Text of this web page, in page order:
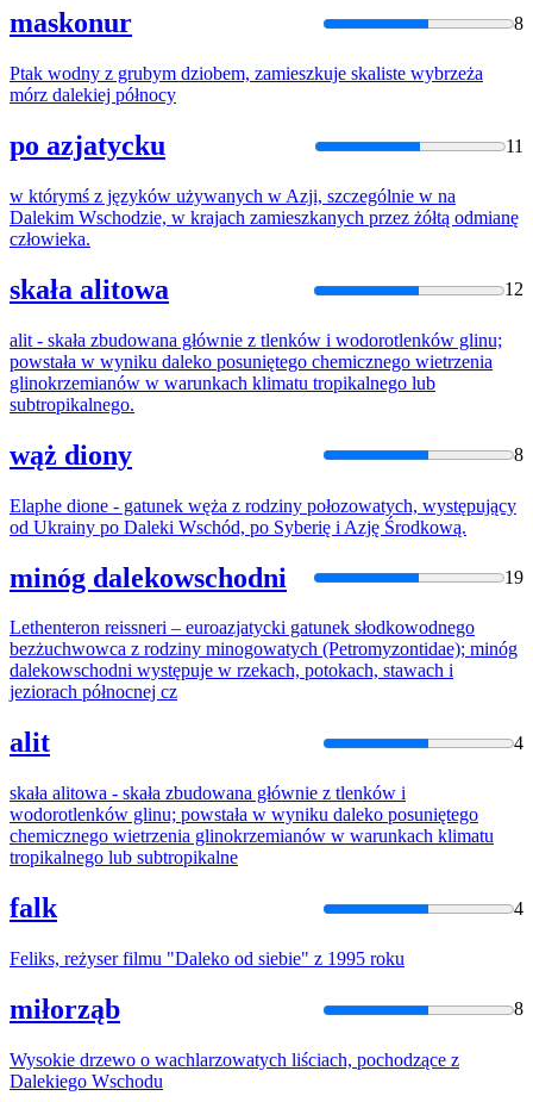
maskonur 8
Ptak wodny z grubym dziobem, zamieszkuje skaliste wybrzeża
mórz dalekiej północy
po azjatycku 11
w którymś z języków używanych w Azji, szczególnie w na
Dalekim Wschodzie, w krajach zamieszkanych przez żółtą odmianę
człowieka.
skała alitowa 12
alit - skała zbudowana głównie z tlenków i wodorotlenków glinu;
powstała w wyniku daleko posuniętego chemicznego wietrzenia
glinokrzemianów w warunkach klimatu tropikalnego lub
subtropikalnego.
wąż diony 8
Elaphe dione - gatunek węża z rodziny połozowatych, występujący
od Ukrainy po Daleki Wschód, po Syberię i Azję Środkową.
minóg dalekowschodni 19
Lethenteron reissneri – euroazjatycki gatunek słodkowodnego
bezżuchwowca z rodziny minogowatych (Petromyzontidae); minóg
dalekowschodni występuje w rzekach, potokach, stawach i
jeziorach północnej cz
alit 4
skała alitowa - skała zbudowana głównie z tlenków i
wodorotlenków glinu; powstała w wyniku daleko posuniętego
chemicznego wietrzenia glinokrzemianów w warunkach klimatu
tropikalnego lub subtropikalne
falk 4
Feliks, reżyser filmu "Daleko od siebie" z 1995 roku
miłorząb 8
Wysokie drzewo o wachlarzowatych liściach, pochodzące z
Dalekiego Wschodu